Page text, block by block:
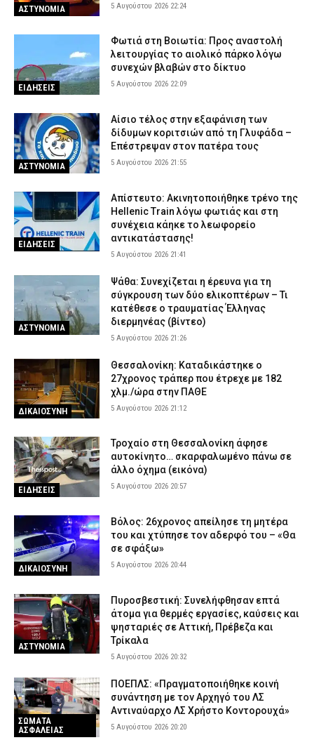
ΑΣΤΥΝΟΜΙΑ 5 Αυγούστου 2026 22:24
ΕΙΔΗΣΕΙΣ
Φωτιά στη Βοιωτία: Προς αναστολή
λειτουργίας το αιολικό πάρκο λόγω
συνεχών βλαβών στο δίκτυο
5 Αυγούστου 2026 22:09
ΑΣΤΥΝΟΜΙΑ
Αίσιο τέλος στην εξαφάνιση των
δίδυμων κοριτσιών από τη Γλυφάδα –
Επέστρεψαν στον πατέρα τους
5 Αυγούστου 2026 21:55
ΕΙΔΗΣΕΙΣ
Απίστευτο: Ακινητοποιήθηκε τρένο της
Hellenic Train λόγω φωτιάς και στη
συνέχεια κάηκε το λεωφορείο
αντικατάστασης!
5 Αυγούστου 2026 21:41
ΑΣΤΥΝΟΜΙΑ
Ψάθα: Συνεχίζεται η έρευνα για τη
σύγκρουση των δύο ελικοπτέρων – Τι
κατέθεσε ο τραυματίας Έλληνας
διερμηνέας (βίντεο)
5 Αυγούστου 2026 21:26
ΔΙΚΑΙΟΣΥΝΗ
Θεσσαλονίκη: Καταδικάστηκε ο
27χρονος τράπερ που έτρεχε με 182
χλμ./ώρα στην ΠΑΘΕ
5 Αυγούστου 2026 21:12
ΕΙΔΗΣΕΙΣ
Τροχαίο στη Θεσσαλονίκη άφησε
αυτοκίνητο… σκαρφαλωμένο πάνω σε
άλλο όχημα (εικόνα)
5 Αυγούστου 2026 20:57
ΔΙΚΑΙΟΣΥΝΗ
Βόλος: 26χρονος απείλησε τη μητέρα
του και χτύπησε τον αδερφό του – «Θα
σε σφάξω»
5 Αυγούστου 2026 20:44
ΑΣΤΥΝΟΜΙΑ
Πυροσβεστική: Συνελήφθησαν επτά
άτομα για θερμές εργασίες, καύσεις και
ψησταριές σε Αττική, Πρέβεζα και
Τρίκαλα
5 Αυγούστου 2026 20:32
ΣΩΜΑΤΑ
ΑΣΦΑΛΕΙΑΣ
ΠΟΕΠΛΣ: «Πραγματοποιήθηκε κοινή
συνάντηση με τον Αρχηγό του ΛΣ
Αντιναύαρχο ΛΣ Χρήστο Κοντορουχά»
5 Αυγούστου 2026 20:20